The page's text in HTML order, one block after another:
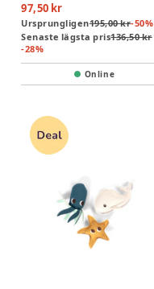
97,50 kr
Ursprungligen195,00 kr-50%
Senaste lägsta pris136,50 kr
-28%
Online